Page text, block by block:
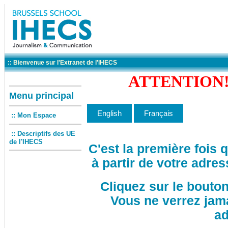
:: Bienvenue sur l'Extranet de l'IHECS
Menu principal
:: Mon Espace
:: Descriptifs des UE
de l'IHECS
C'est la première fois
à partir de votre
Cliquez sur le
Vous ne verrez